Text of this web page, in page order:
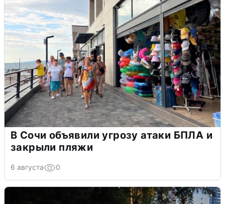
В Сочи объявили угрозу атаки БПЛА и
закрыли пляжи
6 августа 0